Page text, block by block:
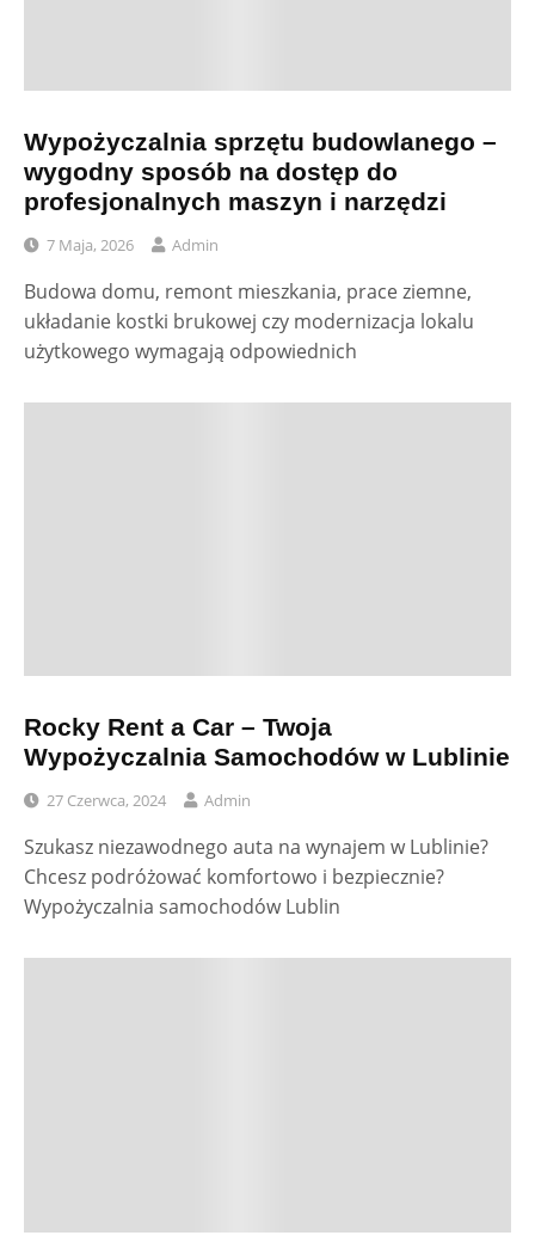
Wypożyczalnia sprzętu budowlanego –
wygodny sposób na dostęp do
profesjonalnych maszyn i narzędzi
7 Maja, 2026 Admin
Budowa domu, remont mieszkania, prace ziemne,
układanie kostki brukowej czy modernizacja lokalu
użytkowego wymagają odpowiednich
Rocky Rent a Car – Twoja
Wypożyczalnia Samochodów w Lublinie
27 Czerwca, 2024 Admin
Szukasz niezawodnego auta na wynajem w Lublinie?
Chcesz podróżować komfortowo i bezpiecznie?
Wypożyczalnia samochodów Lublin